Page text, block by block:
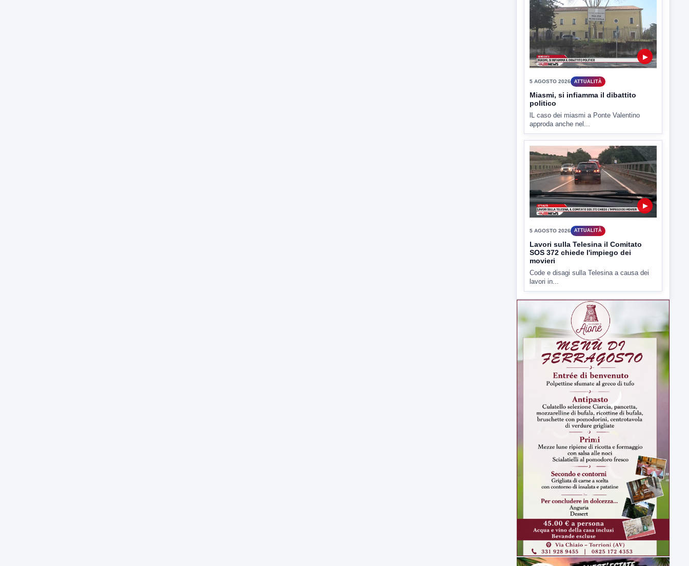
L'assemblea dei lavoratori Hanon questa
mattina a Contrada Olivola. Decisa...
Miasmi, si infiamma il dibattito
politico
lL caso dei miasmi a Ponte Valentino
approda anche nel...
5 AGOSTO 2026
Lavori sulla Telesina il Comitato
SOS 372 chiede l'impiego dei
movieri
Code e disagi sulla Telesina a causa dei
lavori in...